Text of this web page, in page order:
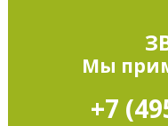
Мы
+7